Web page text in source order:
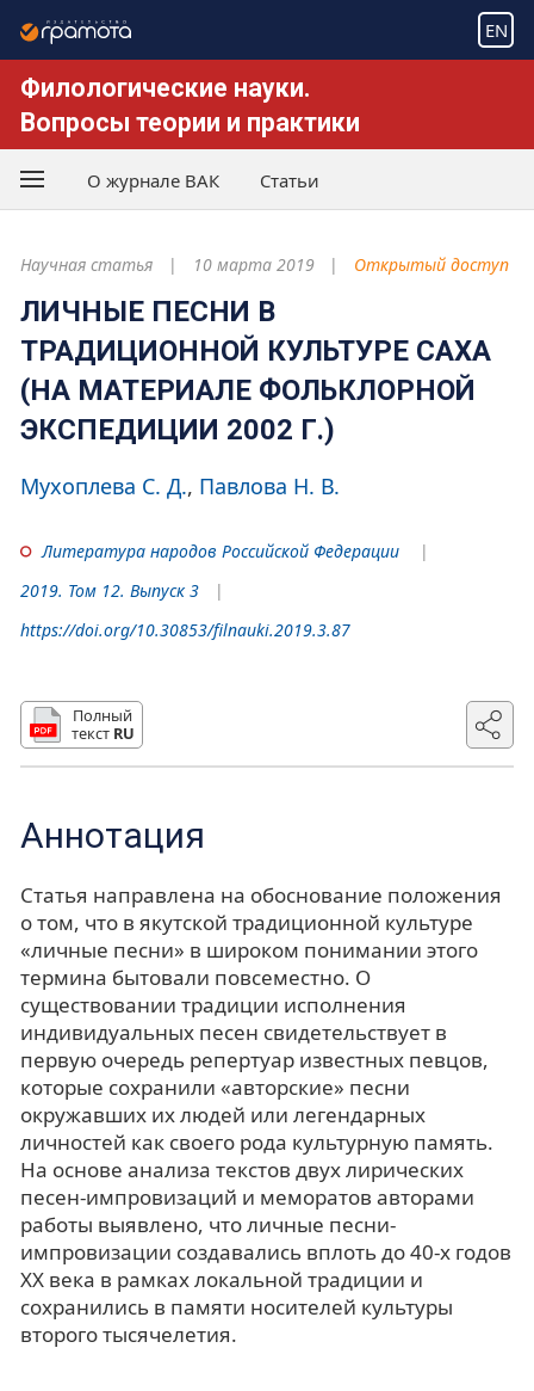
EN
Филологические науки.
Вопросы теории и практики
О журнале ВАК Статьи
Научная статья 10 марта 2019 Открытый доступ
ЛИЧНЫЕ ПЕСНИ В
ТРАДИЦИОННОЙ КУЛЬТУРЕ САХА
(НА МАТЕРИАЛЕ ФОЛЬКЛОРНОЙ
ЭКСПЕДИЦИИ 2002 Г.)
Мухоплева С. Д. Павлова Н. В.
Литература народов Российской Федерации
2019. Том 12. Выпуск 3
https://doi.org/10.30853/filnauki.2019.3.87
Полный
текст RU
Аннотация
Статья направлена на обоснование положения
о том, что в якутской традиционной культуре
«личные песни» в широком понимании этого
термина бытовали повсеместно. О
существовании традиции исполнения
индивидуальных песен свидетельствует в
первую очередь репертуар известных певцов,
которые сохранили «авторские» песни
окружавших их людей или легендарных
личностей как своего рода культурную память.
На основе анализа текстов двух лирических
песен-импровизаций и меморатов авторами
работы выявлено, что личные песни-
импровизации создавались вплоть до 40-х годов
ХХ века в рамках локальной традиции и
сохранились в памяти носителей культуры
второго тысячелетия.